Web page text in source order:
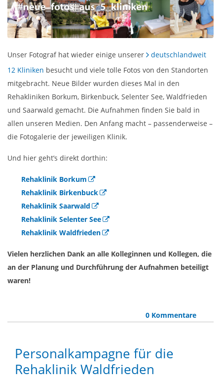
Unser Fotograf hat wieder einige unserer
deutschlandweit
12 Kliniken besucht und viele tolle Fotos von den Standorten
mitgebracht. Neue Bilder wurden dieses Mal in den
Rehakliniken Borkum, Birkenbuck, Selenter See, Waldfrieden
und Saarwald gemacht. Die Aufnahmen finden Sie bald in
allen unseren Medien. Den Anfang macht – passenderweise –
die Fotogalerie der jeweiligen Klinik.
Und hier geht’s direkt dorthin:
Rehaklinik Borkum
Rehaklinik Birkenbuck
Rehaklinik Saarwald
Rehaklinik Selenter See
Rehaklinik Waldfrieden
Vielen herzlichen Dank an alle Kolleginnen und Kollegen, die
an der Planung und Durchführung der Aufnahmen beteiligt
waren!
0 Kommentare
Personalkampagne für die
Rehaklinik Waldfrieden